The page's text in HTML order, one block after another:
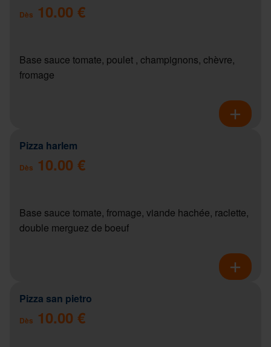
Dès 10.00 €
Base sauce tomate, poulet , champignons, chèvre,
fromage
Pizza harlem
Dès 10.00 €
Base sauce tomate, fromage, viande hachée, raclette,
double merguez de boeuf
Pizza san pietro
Dès 10.00 €